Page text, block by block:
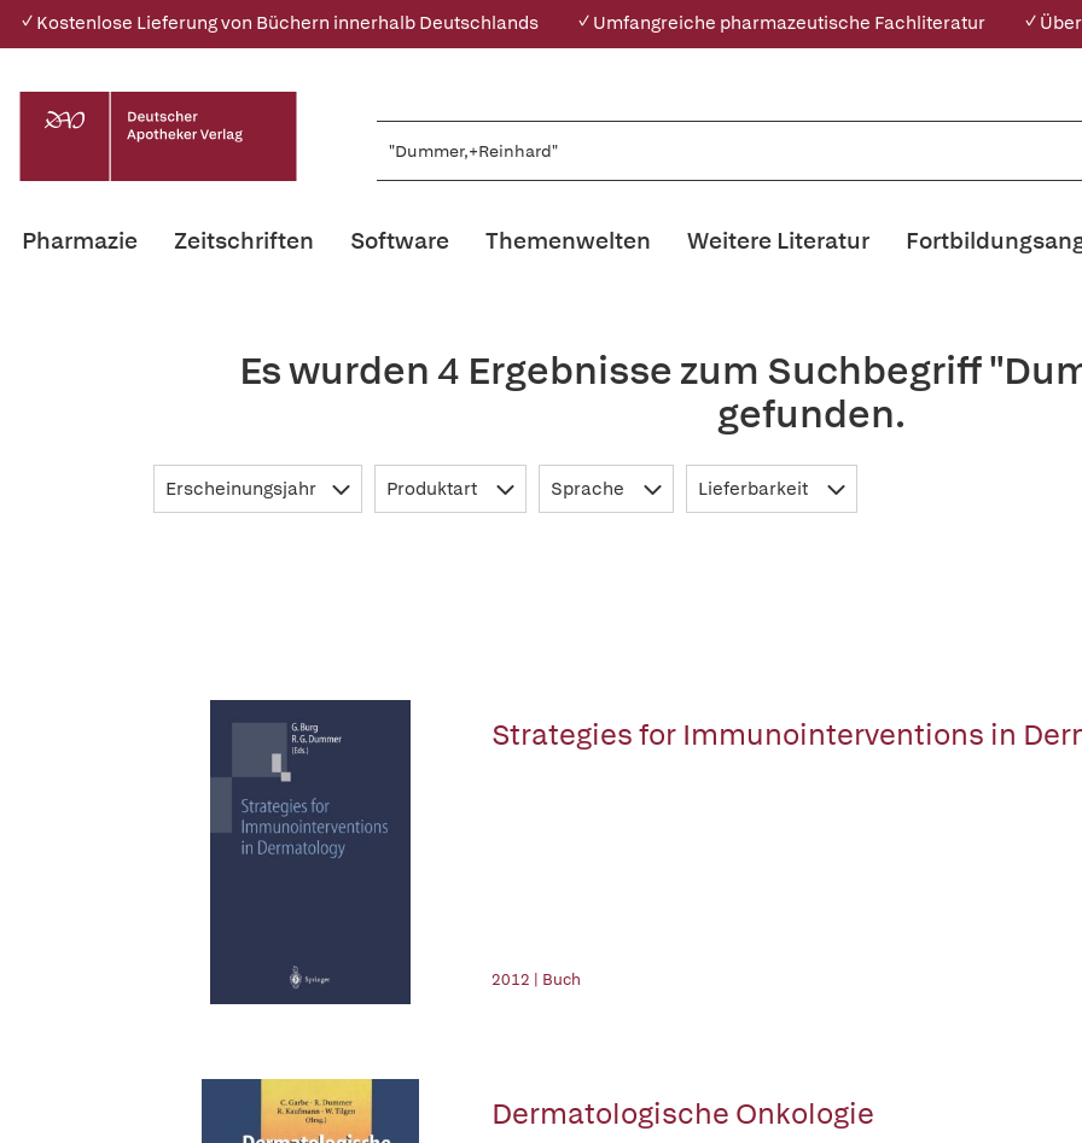
✓ Kostenlose Lieferung von Büchern innerhalb Deutschlands ✓ Umfangreiche pharmazeutische Fachliteratur ✓
Pharmazie Zeitschriften Software Themenwelten Weitere Literatur
Es wurden 4 Ergebnisse zum Suchbegriff
gefunden.
Erscheinungsjahr Produktart Sprache Lieferbarkeit
Strategies for Immunointerventions in
2012 | Buch
Dermatologische Onkologie